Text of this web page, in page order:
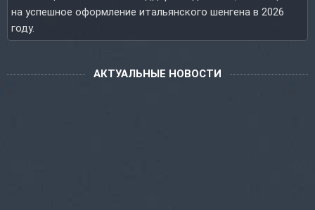
на успешное оформление итальянского шенгена в 2026
году.
АКТУАЛЬНЫЕ НОВОСТИ